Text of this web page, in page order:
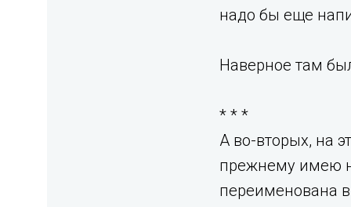
надо бы еще
Наверное там
* * *⁣
А во-вторых, на
прежнему имею
переименована